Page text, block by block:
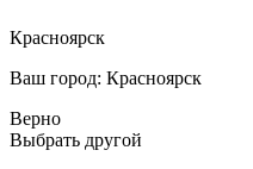
Красноярск
Ваш город: Красноярск
Верно
Выбрать другой